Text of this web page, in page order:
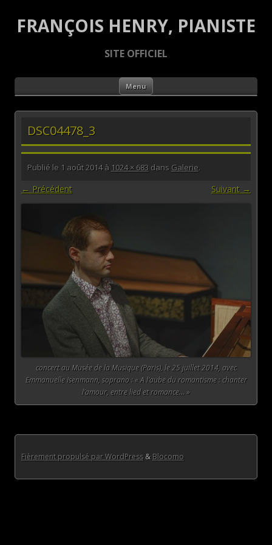
FRANÇOIS HENRY, PIANISTE
SITE OFFICIEL
Menu Aller au contenu principal
DSC04478_3
Publié le 1 août 2014à 1024 × 683 dans Galerie.
← Précédent Suivant →
concert au Musée de la Musique (Paris), le 25 juillet 2014, avec
Emmanuelle Isenmann, soprano : « A l’aube du romantisme : chanter
l’amour, entre lied et romance… »
Fièrement propulsé par WordPress& Blocomo